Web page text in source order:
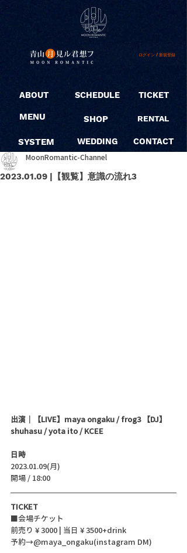
ログイン / 新規登録
ABOUT
MENU
SYSTEM
SCHEDULE
SHOP
WEDDING
TICKET
RENTAL
CONTACT
2023.01.09 |【観覧】意識の流れ3
MoonRomantic-Channel
出演｜【LIVE】maya ongaku / frog3 【DJ】
shuhasu / yota ito / KCEE
日時
2023.01.09(月)
開場 / 18:00
TICKET
■会場チケット
前売り ¥ 3000 | 当日 ¥ 3500+drink
予約→@maya_ongaku(instagram DM)